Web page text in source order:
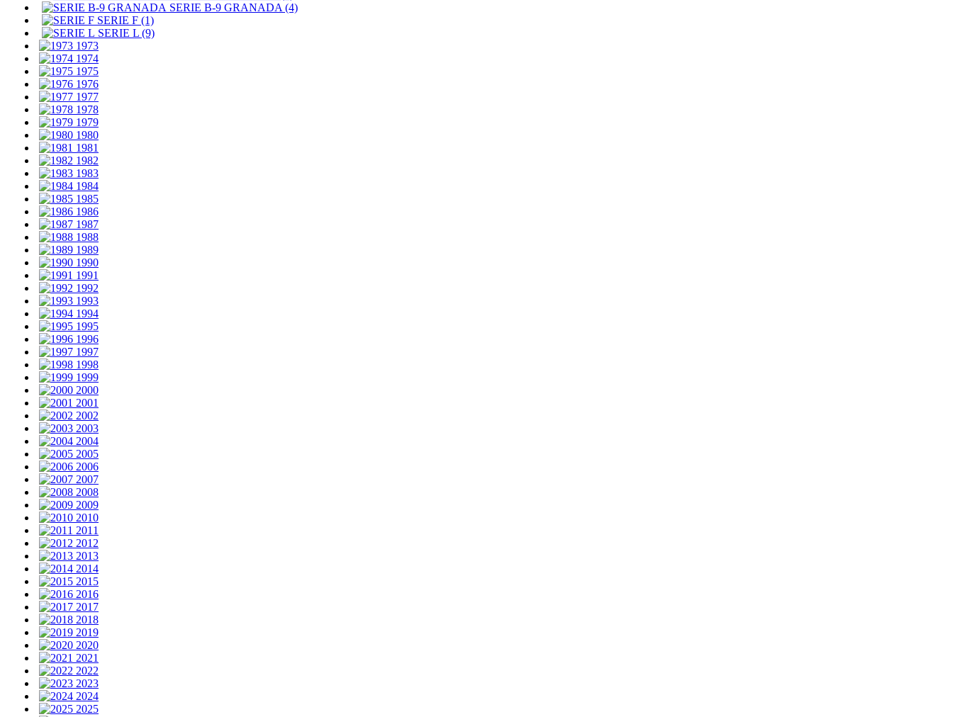
SERIE B-9 GRANADA (4)
SERIE F (1)
SERIE L (9)
1973
1974
1975
1976
1977
1978
1979
1980
1981
1982
1983
1984
1985
1986
1987
1988
1989
1990
1991
1992
1993
1994
1995
1996
1997
1998
1999
2000
2001
2002
2003
2004
2005
2006
2007
2008
2009
2010
2011
2012
2013
2014
2015
2016
2017
2018
2019
2020
2021
2022
2023
2024
2025